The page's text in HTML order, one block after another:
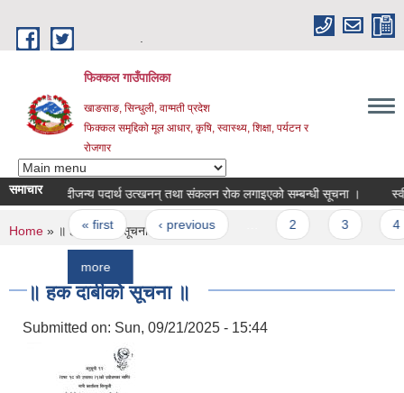
फिक्कल गाउँपालिका
खाङसाङ, सिन्धुली, वाग्मती प्रदेश
फिक्कल समृद्दिको मूल आधार, कृषि, स्वास्थ्य, शिक्षा, पर्यटन र
रोजगार
समाचारनदीजन्य पदार्थ उत्खनन् तथा संकलन रोक लगाइएको सम्बन्धी सूचना । स्वीकृत
Pages
« first ‹ previous
more
You are here
Home » ॥ हक दाबीको सूचना ॥
॥ हक दाबीको सूचना ॥
Submitted on: Sun, 09/21/2025 - 15:44